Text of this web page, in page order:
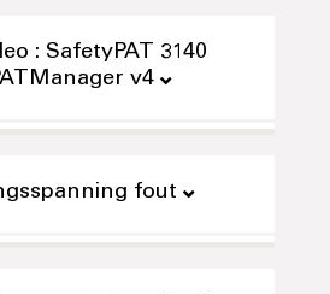
: SafetyPAT 3140
v4
fout